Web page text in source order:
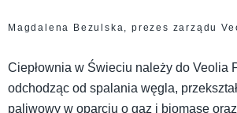
Magdalena Bezulska, prezes zarządu
Ciepłownia w Świeciu należy do Veolia
odchodząc od spalania węgla,
paliwowy w oparciu o gaz i biomasę